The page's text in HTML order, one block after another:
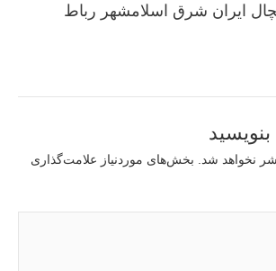
ایران شرق اسلامشهر رباط
نخواهد شد. بخش‌های موردنیاز علامت‌گذاری